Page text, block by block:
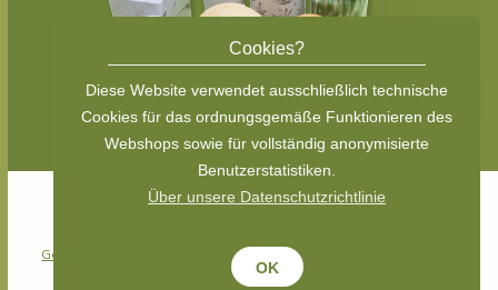
Geschäftsbedingungen
Datenschutzerklärung
Cookies?
Diese Website verwendet ausschließlich technische
Cookies für das ordnungsgemäße Funktionieren des
Webshops sowie für vollständig anonymisierte
Benutzerstatistiken.
Über unsere Datenschutzrichtlinie
OK